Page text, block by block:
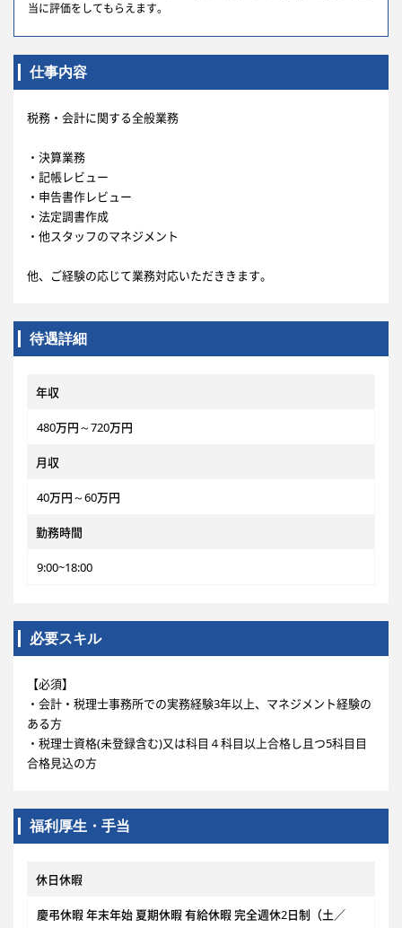
当に評価をしてもらえます。
仕事内容
税務・会計に関する全般業務
・決算業務
・記帳レビュー
・申告書作レビュー
・法定調書作成
・他スタッフのマネジメント
他、ご経験の応じて業務対応いただききます。
待遇詳細
年収
480万円～720万円
月収
40万円～60万円
勤務時間
9:00~18:00
必要スキル
【必須】
・会計・税理士事務所での実務経験3年以上、マネジメント経験の
ある方
・税理士資格(未登録含む)又は科目４科目以上合格し且つ5科目目
合格見込の方
福利厚生・手当
休日休暇
慶弔休暇 年末年始 夏期休暇 有給休暇 完全週休2日制（土／